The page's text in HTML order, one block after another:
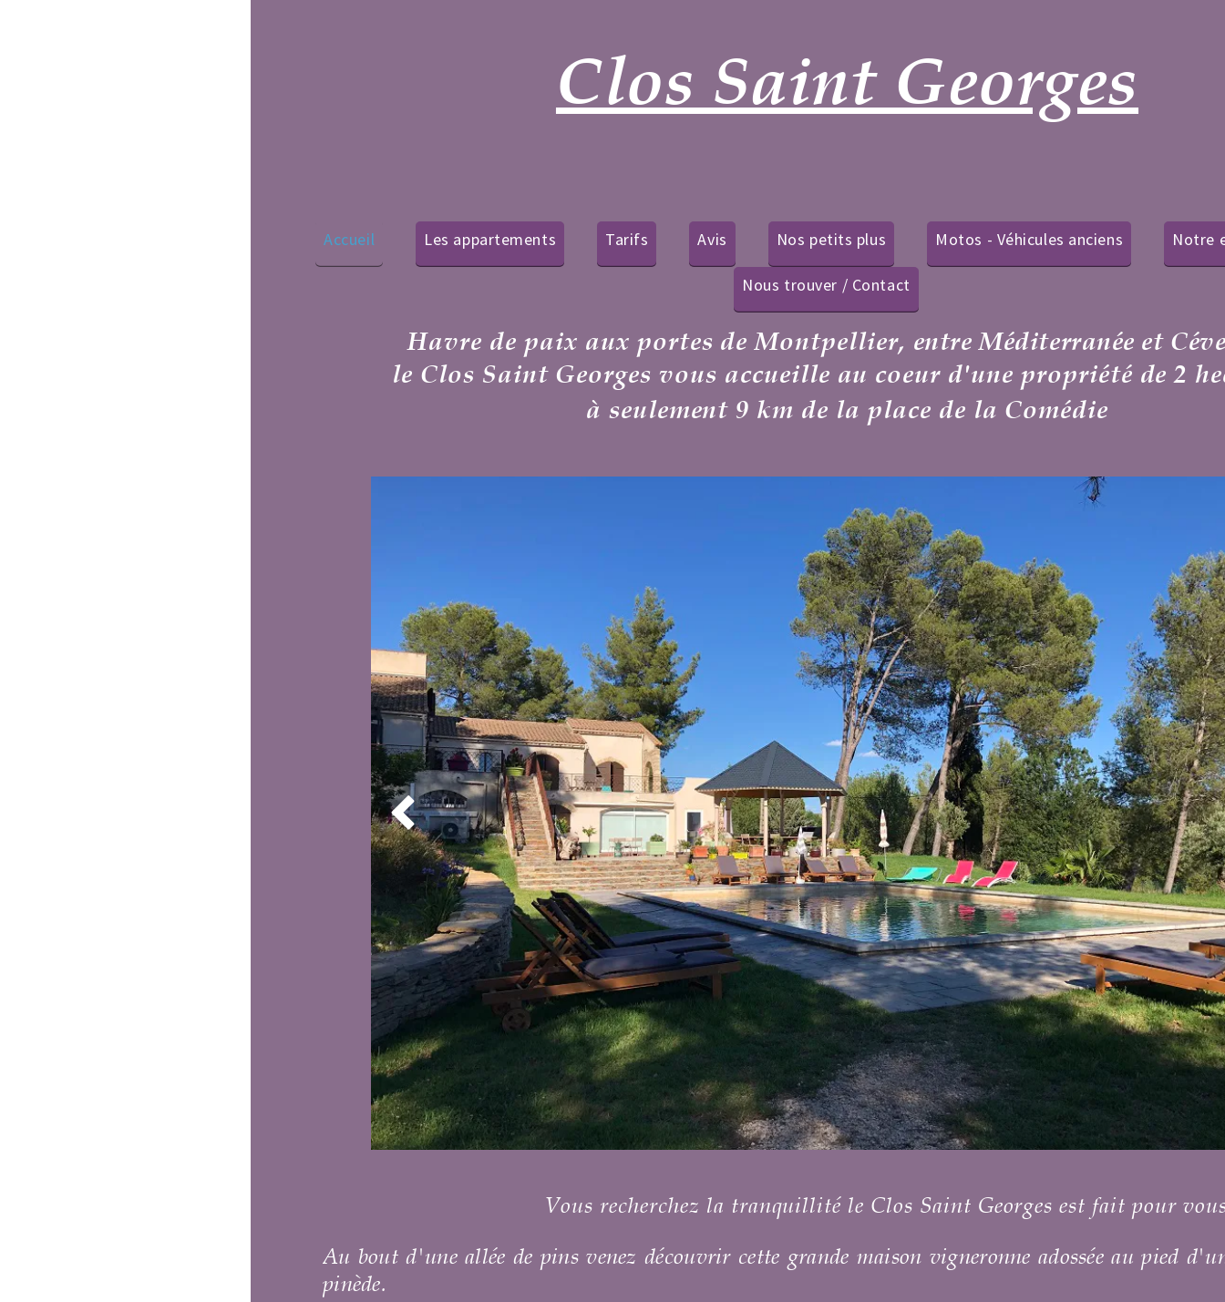
Tarifs Avis Nos petits plus Motos - Véhicules anciens Notre environnement
Clos Saint Georges
Havre de paix aux portes de Montpellier,entre Méditerranée et Cévennes
le Clos Saint Georges vous accueilleau coeur d'une propriété de 2 hectares
à seulement 9 km de la place de la Comédie

Vous recherchez la tranquillité le Clos Saint Georges est fait pour vous
Au bout d'une allée de pins venez découvrir cette grande maison vigneronne adossée au pied d'une colline couverte de